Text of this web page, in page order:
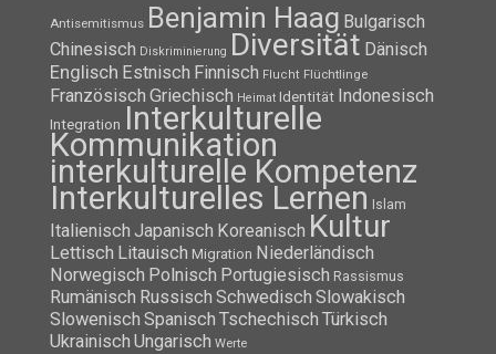
Antisemitismus Benjamin Haag Bulgarisch
Chinesisch Diskriminierung Diversität Dänisch
Englisch Estnisch Finnisch Flucht Flüchtlinge
Französisch Griechisch Heimat Identität Indonesisch
Integration Interkulturelle
Kommunikation
interkulturelle Kompetenz
Interkulturelles Lernen Islam
Italienisch Japanisch Koreanisch Kultur
Lettisch Litauisch Migration Niederländisch
Norwegisch Polnisch Portugiesisch Rassismus
Rumänisch Russisch Schwedisch Slowakisch
Slowenisch Spanisch Tschechisch Türkisch
Ukrainisch Ungarisch Werte